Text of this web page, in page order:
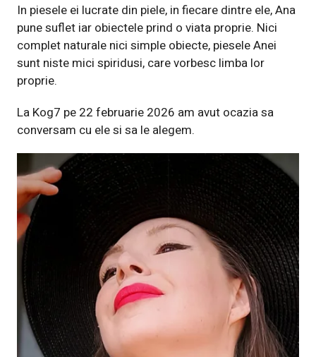
In piesele ei lucrate din piele, in fiecare dintre ele, Ana
pune suflet iar obiectele prind o viata proprie. Nici
complet naturale nici simple obiecte, piesele Anei
sunt niste mici spiridusi, care vorbesc limba lor
proprie.
La Kog7 pe 22 februarie 2026 am avut ocazia sa
conversam cu ele si sa le alegem.